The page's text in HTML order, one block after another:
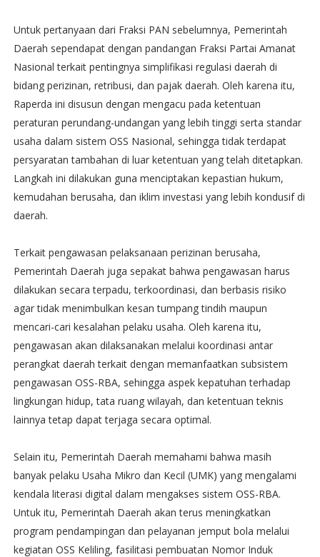
Untuk pertanyaan dari Fraksi PAN sebelumnya, Pemerintah
Daerah sependapat dengan pandangan Fraksi Partai Amanat
Nasional terkait pentingnya simplifikasi regulasi daerah di
bidang perizinan, retribusi, dan pajak daerah. Oleh karena itu,
Raperda ini disusun dengan mengacu pada ketentuan
peraturan perundang-undangan yang lebih tinggi serta standar
usaha dalam sistem OSS Nasional, sehingga tidak terdapat
persyaratan tambahan di luar ketentuan yang telah ditetapkan.
Langkah ini dilakukan guna menciptakan kepastian hukum,
kemudahan berusaha, dan iklim investasi yang lebih kondusif di
daerah.
Terkait pengawasan pelaksanaan perizinan berusaha,
Pemerintah Daerah juga sepakat bahwa pengawasan harus
dilakukan secara terpadu, terkoordinasi, dan berbasis risiko
agar tidak menimbulkan kesan tumpang tindih maupun
mencari-cari kesalahan pelaku usaha. Oleh karena itu,
pengawasan akan dilaksanakan melalui koordinasi antar
perangkat daerah terkait dengan memanfaatkan subsistem
pengawasan OSS-RBA, sehingga aspek kepatuhan terhadap
lingkungan hidup, tata ruang wilayah, dan ketentuan teknis
lainnya tetap dapat terjaga secara optimal.
Selain itu, Pemerintah Daerah memahami bahwa masih
banyak pelaku Usaha Mikro dan Kecil (UMK) yang mengalami
kendala literasi digital dalam mengakses sistem OSS-RBA.
Untuk itu, Pemerintah Daerah akan terus meningkatkan
program pendampingan dan pelayanan jemput bola melalui
kegiatan OSS Keliling, fasilitasi pembuatan Nomor Induk